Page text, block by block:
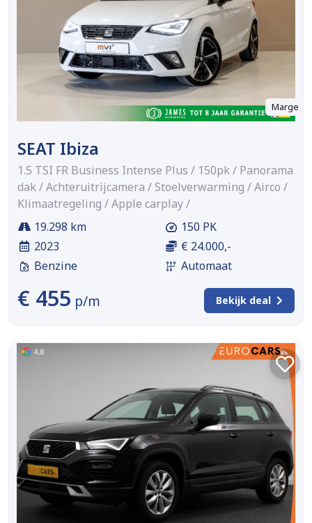
Marge
SEAT Ibiza
1.5 TSI FR Business Intense Plus / 150pk / Panorama
dak / Achteruitrijcamera / Stoelverwarming / Airco /
Klimaatregeling / Apple carplay /
19.298 km
2023
Benzine
150 PK
€ 24.000,-
Automaat
€ 455 p/m Bekijk deal